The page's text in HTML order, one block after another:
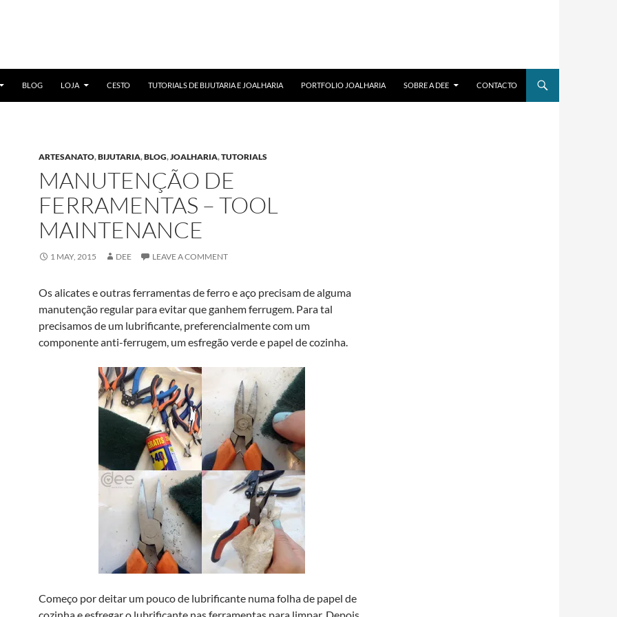
BLOG LOJA CESTO TUTORIALS DE BIJUTARIA E JOALHARIA PORTFOLIO JOALHARIA SOBRE A DEE CONTACTO
ARTESANATO,BIJUTARIA,BLOG,JOALHARIA,TUTORIALS
MANUTENÇÃO DE
FERRAMENTAS – TOOL
MAINTENANCE
1 MAY, 2015 DEE LEAVE A COMMENT
Os alicates e outras ferramentas de ferro e aço precisam de alguma
manutenção regular para evitar que ganhem ferrugem. Para tal
precisamos de um lubrificante, preferencialmente com um
componente anti-ferrugem, um esfregão verde e papel de cozinha.
Começo por deitar um pouco de lubrificante numa folha de papel de